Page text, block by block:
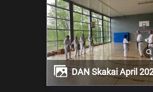
DAN Skakai April